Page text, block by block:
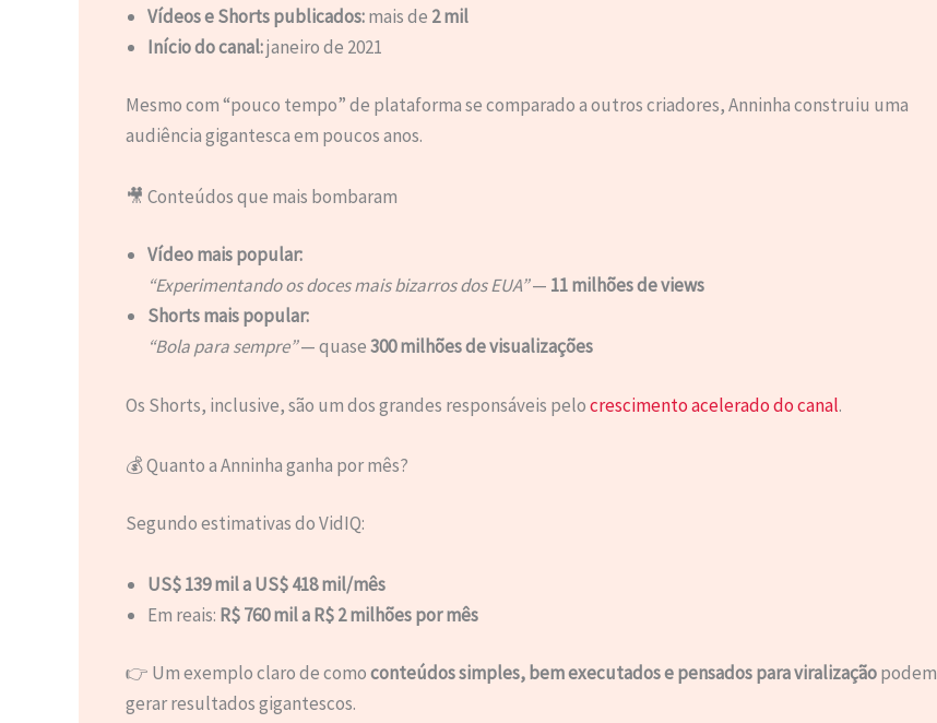
Vídeos e Shorts publicados:mais de 2 mil
Início do canal:janeiro de 2021
Mesmo com “pouco tempo” de plataforma se comparado a outros criadores, Anninha construiu uma
audiência gigantesca em poucos anos.
🎥 Conteúdos que mais bombaram
Vídeo mais popular:
“Experimentando os doces mais bizarros dos EUA”— 11 milhões de views
Shorts mais popular:
“Bola para sempre”— quase300 milhões de visualizações
Os Shorts, inclusive, são um dos grandes responsáveis pelocrescimento acelerado do canal.
💰 Quanto a Anninha ganha por mês?
Segundo estimativas do VidIQ:
US$ 139 mil a US$ 418 mil/mês
Em reais: R$ 760 mil a R$ 2 milhões por mês
👉 Um exemplo claro de comoconteúdos simples, bem executados e pensados para viralizaçãopodem
gerar resultados gigantescos.